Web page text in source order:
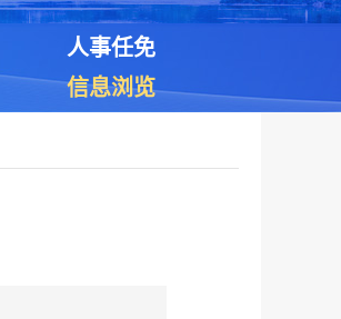
人事任免
信息浏览